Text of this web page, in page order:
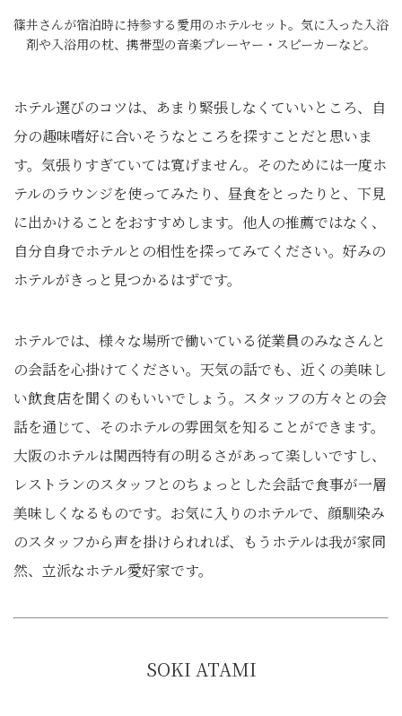
篠井さんが宿泊時に持参する愛用のホテルセット。気に入った入浴
剤や入浴用の枕、携帯型の音楽プレーヤー・スピーカーなど。
ホテル選びのコツは、あまり緊張しなくていいところ、自
分の趣味嗜好に合いそうなところを探すことだと思いま
す。気張りすぎていては寛げません。そのためには一度ホ
テルのラウンジを使ってみたり、昼食をとったりと、下見
に出かけることをおすすめします。他人の推薦ではなく、
自分自身でホテルとの相性を探ってみてください。好みの
ホテルがきっと見つかるはずです。
ホテルでは、様々な場所で働いている従業員のみなさんと
の会話を心掛けてください。天気の話でも、近くの美味し
い飲食店を聞くのもいいでしょう。スタッフの方々との会
話を通じて、そのホテルの雰囲気を知ることができます。
大阪のホテルは関西特有の明るさがあって楽しいですし、
レストランのスタッフとのちょっとした会話で食事が一層
美味しくなるものです。お気に入りのホテルで、顔馴染み
のスタッフから声を掛けられれば、もうホテルは我が家同
然、立派なホテル愛好家です。
SOKI ATAMI